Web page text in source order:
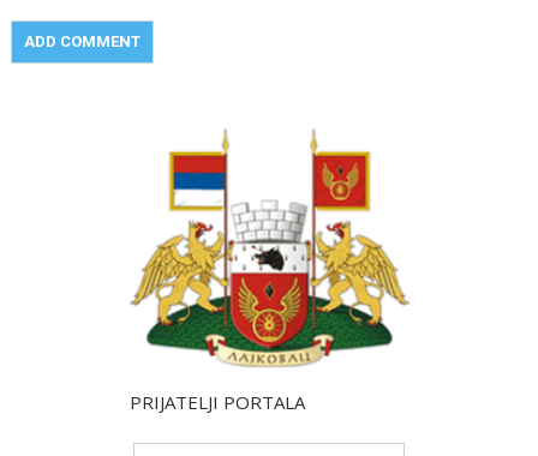
PRIJATELJI PORTALA